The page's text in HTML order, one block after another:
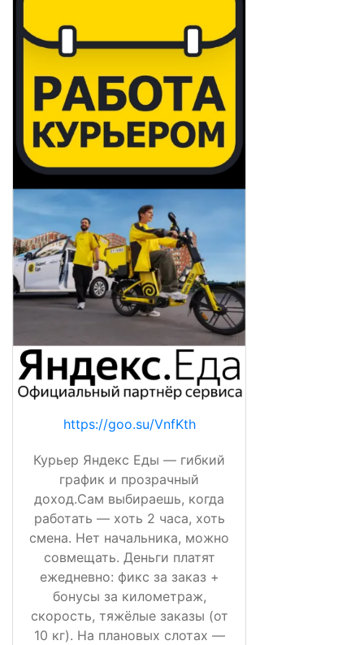
https://goo.su/VnfKth
Курьер Яндекс Еды — гибкий
график и прозрачный
доход.Сам выбираешь, когда
работать — хоть 2 часа, хоть
смена. Нет начальника, можно
совмещать. Деньги платят
ежедневно: фикс за заказ +
бонусы за километраж,
скорость, тяжёлые заказы (от
10 кг). На плановых слотах —